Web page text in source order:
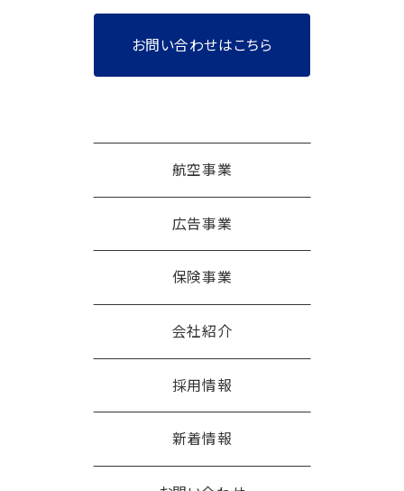
お問い合わせはこちら
航空事業
広告事業
保険事業
会社紹介
採用情報
新着情報